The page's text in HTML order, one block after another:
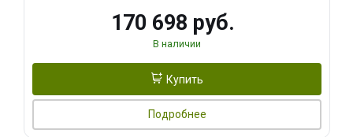
170 698 руб.
В наличии
Купить
Подробнее